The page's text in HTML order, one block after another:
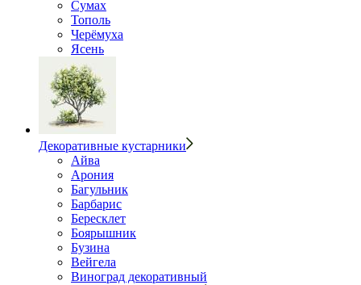
Сумах
Тополь
Черёмуха
Ясень
Декоративные кустарники
Айва
Арония
Багульник
Барбарис
Бересклет
Боярышник
Бузина
Вейгела
Виноград декоративный